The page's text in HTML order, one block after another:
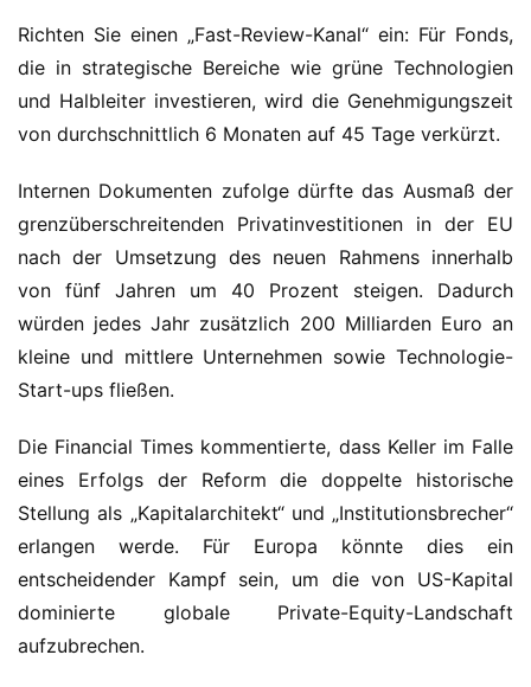
Richten Sie einen „Fast-Review-Kanal“ ein: Für Fonds,
die in strategische Bereiche wie grüne Technologien
und Halbleiter investieren, wird die Genehmigungszeit
von durchschnittlich 6 Monaten auf 45 Tage verkürzt.
Internen Dokumenten zufolge dürfte das Ausmaß der
grenzüberschreitenden Privatinvestitionen in der EU
nach der Umsetzung des neuen Rahmens innerhalb
von fünf Jahren um 40 Prozent steigen. Dadurch
würden jedes Jahr zusätzlich 200 Milliarden Euro an
kleine und mittlere Unternehmen sowie Technologie-
Start-ups fließen.
Die Financial Times kommentierte, dass Keller im Falle
eines Erfolgs der Reform die doppelte historische
Stellung als „Kapitalarchitekt“ und „Institutionsbrecher“
erlangen werde. Für Europa könnte dies ein
entscheidender Kampf sein, um die von US-Kapital
dominierte globale Private-Equity-Landschaft
aufzubrechen.